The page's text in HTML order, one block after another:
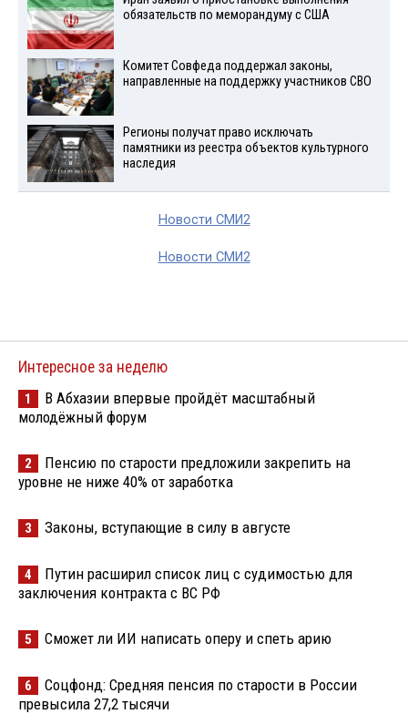
обязательств по меморандуму с США
Комитет Совфеда поддержал законы,
направленные на поддержку участников СВО
Регионы получат право исключать
памятники из реестра объектов культурного
наследия
Новости СМИ2
Новости СМИ2
Интересное за неделю
1
В Абхазии впервые пройдёт масштабный
молодёжный форум
2
Пенсию по старости предложили закрепить на
уровне не ниже 40% от заработка
3 Законы, вступающие в силу в августе
4
Путин расширил список лиц с судимостью для
заключения контракта с ВС РФ
5 Сможет ли ИИ написать оперу и спеть арию
6
Соцфонд: Средняя пенсия по старости в России
превысила 27,2 тысячи